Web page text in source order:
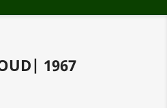
1967